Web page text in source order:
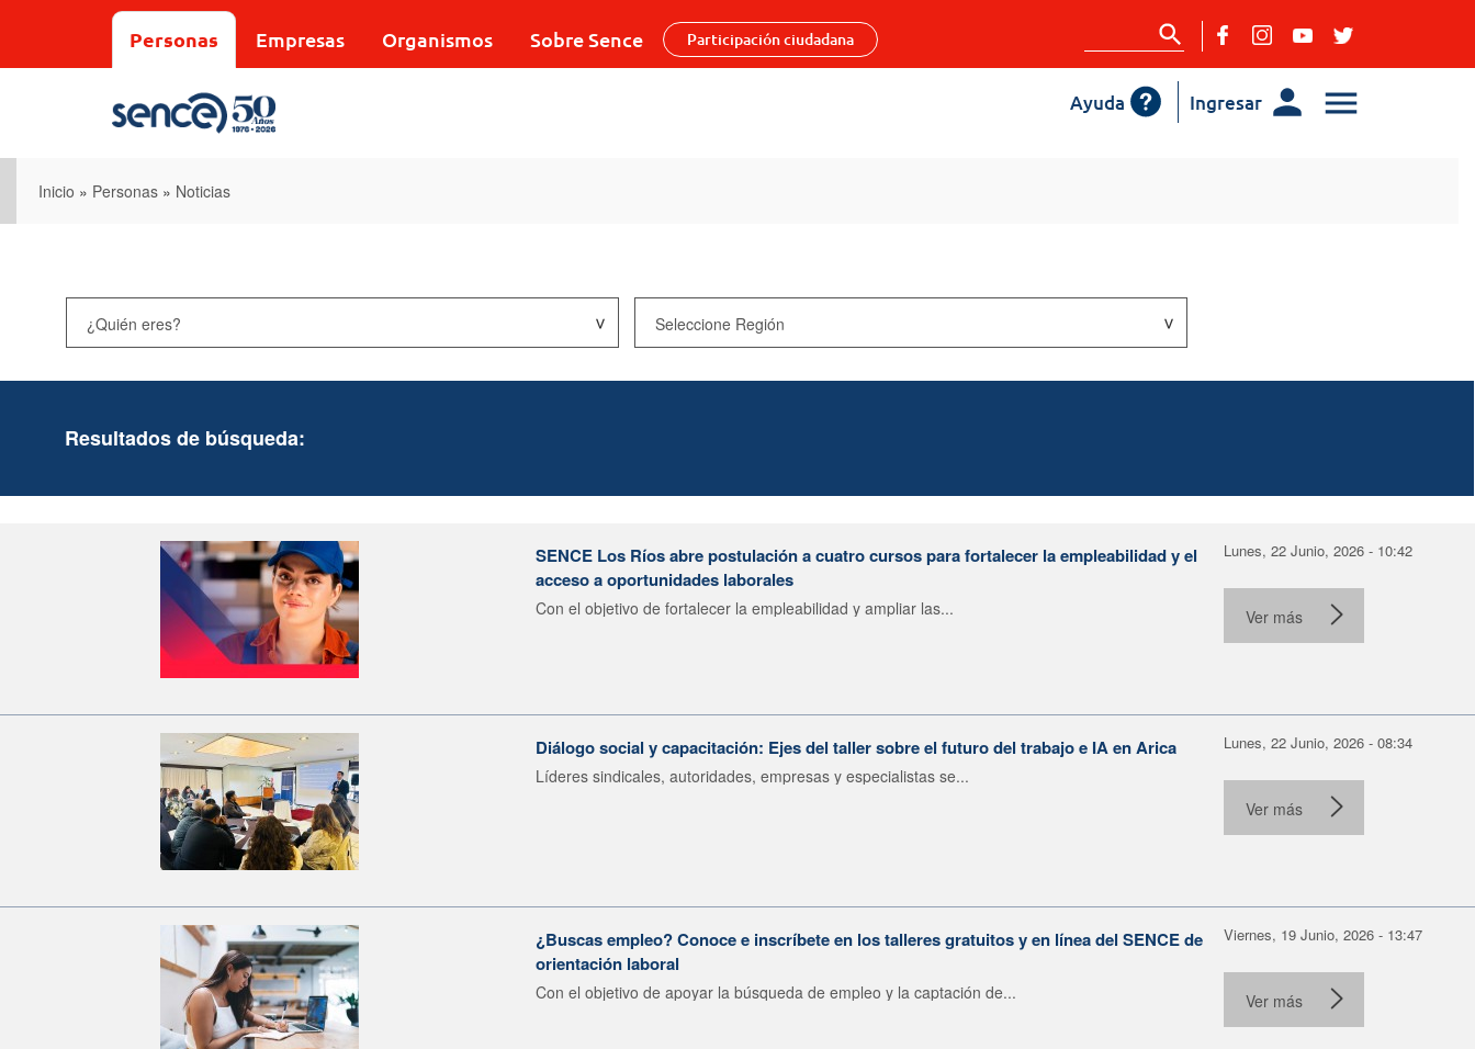
Personas Empresas Organismos Sobre Sence Participación ciudadana
Ingresar
Ayuda
Inicio » Personas » Noticias
Resultados de búsqueda:
SENCE Los Ríos abre postulación a cuatro cursos para fortalecer la empleabilidad y el
acceso a oportunidades laborales
Con el objetivo de fortalecer la empleabilidad y ampliar las...
Lunes, 22 Junio, 2026 - 10:42
Ver más
Diálogo social y capacitación: Ejes del taller sobre el futuro del trabajo e IA en Arica
Líderes sindicales, autoridades, empresas y especialistas se...
Lunes, 22 Junio, 2026 - 08:34
Ver más
¿Buscas empleo? Conoce e inscríbete en los talleres gratuitos y en línea del SENCE de
orientación laboral
Con el objetivo de apoyar la búsqueda de empleo y la captación de...
Viernes, 19 Junio, 2026 - 13:47
Ver más